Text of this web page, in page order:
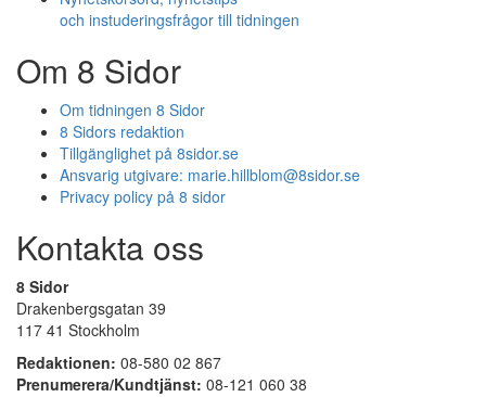
och instuderingsfrågor till tidningen
Om 8 Sidor
Om tidningen 8 Sidor
8 Sidors redaktion
Tillgänglighet på 8sidor.se
Ansvarig utgivare: marie.hillblom@8sidor.se
Privacy policy på 8 sidor
Kontakta oss
8 Sidor
Drakenbergsgatan 39
117 41 Stockholm
Redaktionen: 08-580 02 867
Prenumerera/Kundtjänst: 08-121 060 38